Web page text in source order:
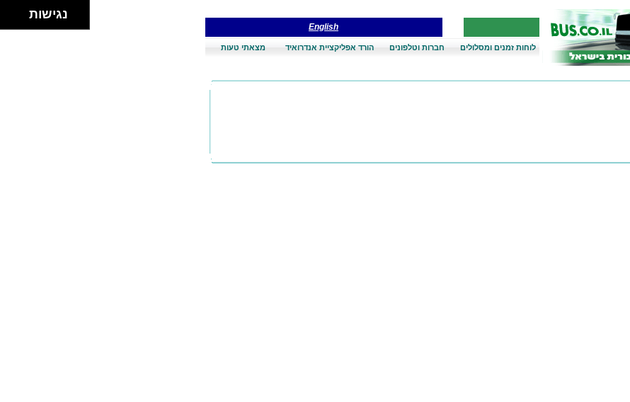
English
לוחות זמנים ומסלולים חברות וטלפונים הורד אפליקציית אנדרואיד מצאתי טעות
נגישות